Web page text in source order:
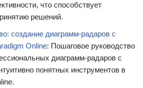
что способствует
решений.
создание диаграмм-радаров с
Online: Пошаговое руководство
диаграмм-радаров с
понятных инструментов в